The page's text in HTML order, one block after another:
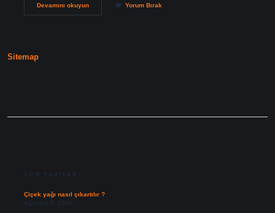
Devamını okuyunEbrar
Yorum Bırak
Sitemap
SON YAZILAR
Çiçek yağı nasıl çıkartılır ?
Ağustos 9, 2026